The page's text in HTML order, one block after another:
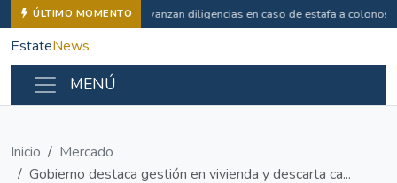
ÚLTIMO MOMENTO Avanzan diligencias en caso de estafa a colonos
EstateNews
MENÚ
Inicio
Mercado
Gobierno destaca gestión en vivienda y descarta ca...